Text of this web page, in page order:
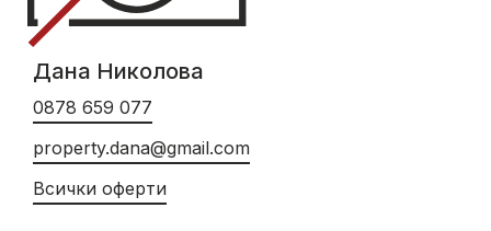
Дана Николова
0878 659 077
property.dana@gmail.com
Всички оферти